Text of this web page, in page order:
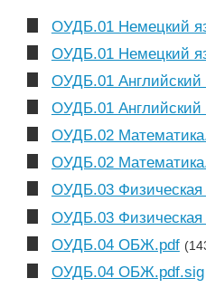
ОУДБ.01 Немецкий
ОУДБ.01 Немецкий
ОУДБ.01 Английский
ОУДБ.01 Английский
ОУДБ.02
ОУДБ.02
ОУДБ.03 Физическая
ОУДБ.03 Физическая
ОУДБ.04 ОБЖ.pdf
ОУДБ.04 ОБЖ.pdf.sig